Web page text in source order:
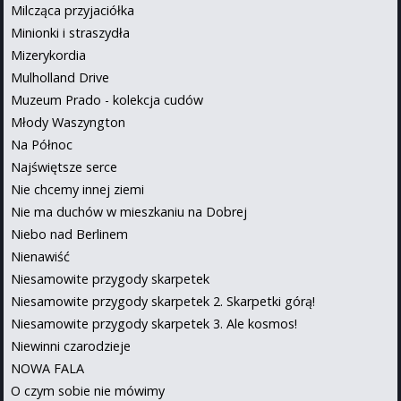
Milcząca przyjaciółka
Minionki i straszydła
Mizerykordia
Mulholland Drive
Muzeum Prado - kolekcja cudów
Młody Waszyngton
Na Północ
Najświętsze serce
Nie chcemy innej ziemi
Nie ma duchów w mieszkaniu na Dobrej
Niebo nad Berlinem
Nienawiść
Niesamowite przygody skarpetek
Niesamowite przygody skarpetek 2. Skarpetki górą!
Niesamowite przygody skarpetek 3. Ale kosmos!
Niewinni czarodzieje
NOWA FALA
O czym sobie nie mówimy